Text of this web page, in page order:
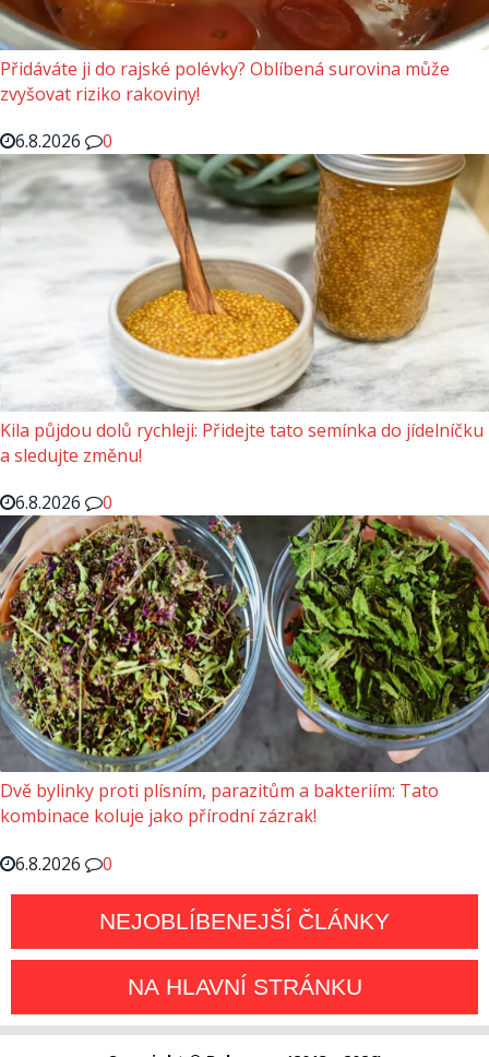
Přidáváte ji do rajské polévky? Oblíbená surovina může
zvyšovat riziko rakoviny!
6.8.2026
0
Kila půjdou dolů rychleji: Přidejte tato semínka do jídelníčku
a sledujte změnu!
6.8.2026
0
Dvě bylinky proti plísním, parazitům a bakteriím: Tato
kombinace koluje jako přírodní zázrak!
6.8.2026
0
NEJOBLÍBENEJŠÍ ČLÁNKY
NA HLAVNÍ STRÁNKU